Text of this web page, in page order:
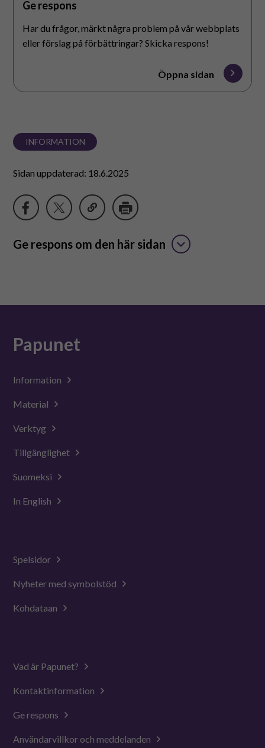
Ge respons
Har du frågor, märkt några problem på vår webbplats
eller förslag på förbättringar? Skicka respons!
Öppna sidan
INFORMATION
Sidan uppdaterad: 18.6.2025
Ge respons om den här sidan
Papunet
Information
Material
Verktyg
Tillgänglighet
Suomeksi
In English
Spelsidor
Nyheter med symbolstöd
Kohdataan
Vad är Papunet?
Kontaktinformation
Ge respons
Användarvillkor och meddelanden